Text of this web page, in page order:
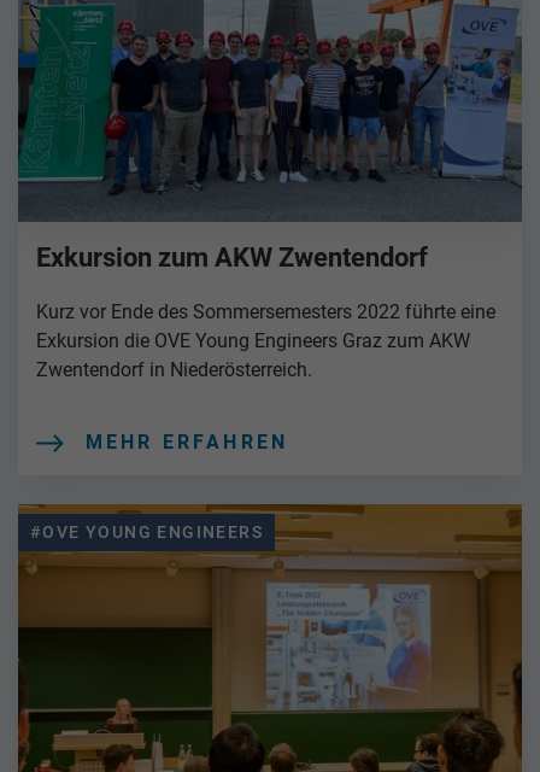
Exkursion zum AKW Zwentendorf
Kurz vor Ende des Sommersemesters 2022 führte eine
Exkursion die OVE Young Engineers Graz zum AKW
Zwentendorf in Niederösterreich.
MEHR ERFAHREN
#OVE YOUNG ENGINEERS